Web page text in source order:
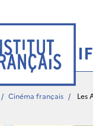
/ Cinéma français / Les